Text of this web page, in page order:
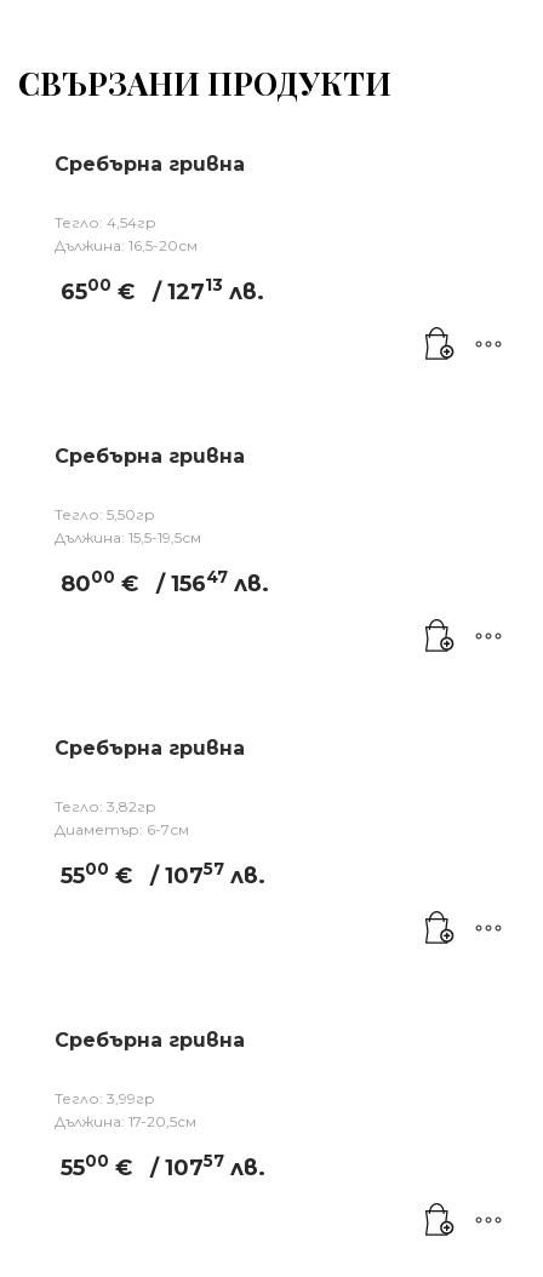
СВЪРЗАНИ ПРОДУКТИ
Сребърна гривна
Тегло: 4,54гр
Дължина: 16,5-20см
6500 € / 12713 лв.
Сребърна гривна
Тегло: 5,50гр
Дължина: 15,5-19,5см
8000 € / 15647 лв.
Сребърна гривна
Тегло: 3,82гр
Диаметър: 6-7см
5500 € / 10757 лв.
Сребърна гривна
Тегло: 3,99гр
Дължина: 17-20,5см
5500 € / 10757 лв.